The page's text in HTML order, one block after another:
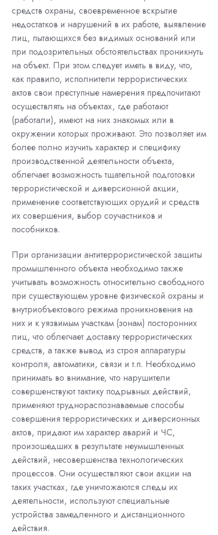
средств охраны, своевременное вскрытие
недостатков и нарушений в их работе, выявление
лиц, пытающихся без видимых оснований или
при подозрительных обстоятельствах проникнуть
на объект. При этом следует иметь в виду, что,
как правило, исполнители террористических
актов свои преступные намерения предпочитают
осуществлять на объектах, где работают
(работали), имеют на них знакомых или в
окружении которых проживают. Это позволяет им
более полно изучить характер и специфику
производственной деятельности объекта,
облегчает возможность тщательной подготовки
террористической и диверсионной акции,
применение соответствующих орудий и средств
их совершения, выбор соучастников и
пособников.
При организации антитеррористической защиты
промышленного объекта необходимо также
учитывать возможность относительно свободного
при существующем уровне физической охраны и
внутриобъектового режима проникновения на
них и к уязвимым участкам (зонам) посторонних
лиц, что облегчает доставку террористических
средств, а также вывод из строя аппаратуры
контроля, автоматики, связи и т.п. Необходимо
принимать во внимание, что нарушители
совершенствуют тактику подрывных действий,
применяют труднораспознаваемые способы
совершения террористических и диверсионных
актов, придают им характер аварий и ЧС,
произошедших в результате неумышленных
действий, несовершенства технологических
процессов. Они осуществляют свои акции на
таких участках, где уничтожаются следы их
деятельности, используют специальные
устройства замедленного и дистанционного
действия.